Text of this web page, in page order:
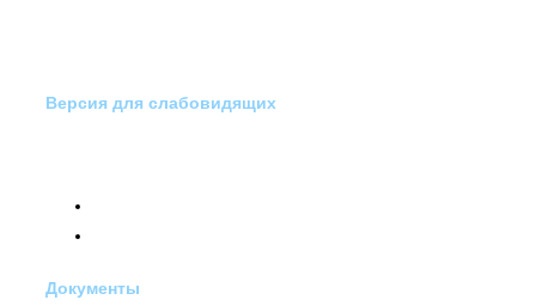
Версия для слабовидящих
Документы